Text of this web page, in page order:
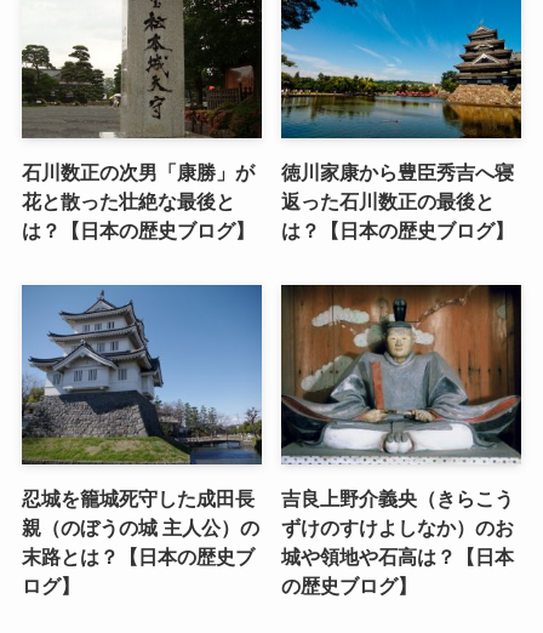
石川数正の次男「康勝」が
花と散った壮絶な最後と
は？【日本の歴史ブログ】
徳川家康から豊臣秀吉へ寝
返った石川数正の最後と
は？【日本の歴史ブログ】
忍城を籠城死守した成田長
親（のぼうの城 主人公）の
末路とは？【日本の歴史ブ
ログ】
吉良上野介義央（きらこう
ずけのすけよしなか）のお
城や領地や石高は？【日本
の歴史ブログ】